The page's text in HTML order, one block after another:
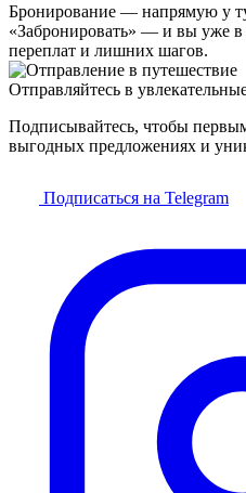
Бронирование — напрямую у
«Забронировать» — и вы уже в
переплат и лишних шагов.
Отправляйтесь в
Подписывайтесь, чтобы
выгодных предложениях и
Подписаться на Telegram